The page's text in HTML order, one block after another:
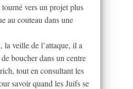
tourné vers un projet plus
au couteau dans une
la veille de l’attaque, il a
boucher dans un centre
tout en consultant les
savoir quand les Juifs se